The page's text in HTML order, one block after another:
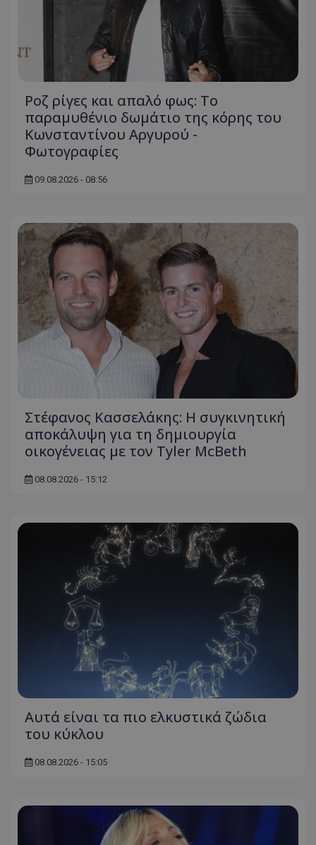
Ροζ ρίγες και απαλό φως: Το
παραμυθένιο δωμάτιο της κόρης του
Κωνσταντίνου Αργυρού -
Φωτογραφίες
09.08.2026 - 08:56
Στέφανος Κασσελάκης: Η συγκινητική
αποκάλυψη για τη δηµιουργία
οικογένειας με τον Tyler McBeth
08.08.2026 - 15:12
Αυτά είναι τα πιο ελκυστικά ζώδια
του κύκλου
08.08.2026 - 15:05